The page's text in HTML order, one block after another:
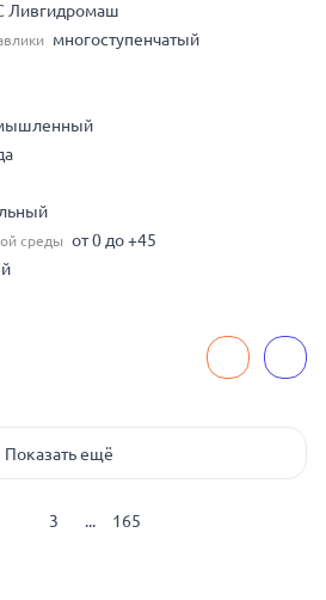
Ливгидромаш
многоступенчатый
среды от 0 до +45
Показать ещё
3 ... 165